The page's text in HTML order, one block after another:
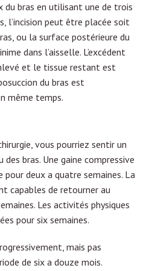
du bras en utilisant une de trois
l’incision peut être placée soit
ou la surface postérieure du
dans l’aisselle. L’excédent
et le tissue restant est
du bras est
même temps.
vous pourriez sentir un
bras. Une gaine compressive
deux a quatre semaines. La
capables de retourner au
Les activités physiques
pour six semaines.
mais pas
de six a douze mois.